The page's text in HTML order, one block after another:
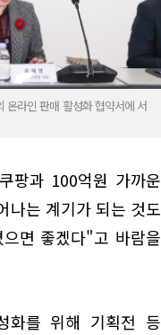
온라인 판매 활성화 협약서에 서
팡과 100억원 가까운
나는 계기가 되는 것도
면 좋겠다"고 바람을
화를 위해 기획전 등